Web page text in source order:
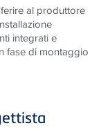
al produttore
integrati e
fase di montaggio